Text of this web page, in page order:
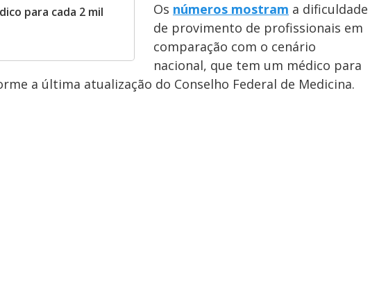
para cada 2 mil
Os números mostram a dificuldade
de provimento de profissionais em
comparação com o cenário
nacional, que tem um médico para
a última atualização do Conselho Federal de Medicina.